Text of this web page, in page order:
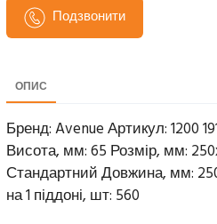
Подзвонити
ОПИС
Бренд: Avenue Артикул: 1200
Висота, мм: 65 Розмір, мм:
Стандартний Довжина, мм:
на 1 піддоні, шт: 560